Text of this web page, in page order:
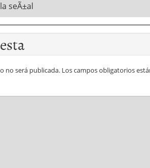
seÃ±al
no será publicada. Los campos obligatorios